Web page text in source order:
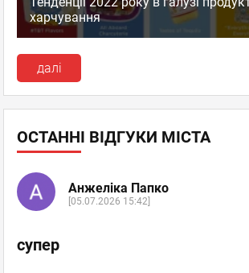
харчування
далі
ОСТАННІ ВІДГУКИ МІСТА
Анжеліка Папко
[05.07.2026 15:42]
супер